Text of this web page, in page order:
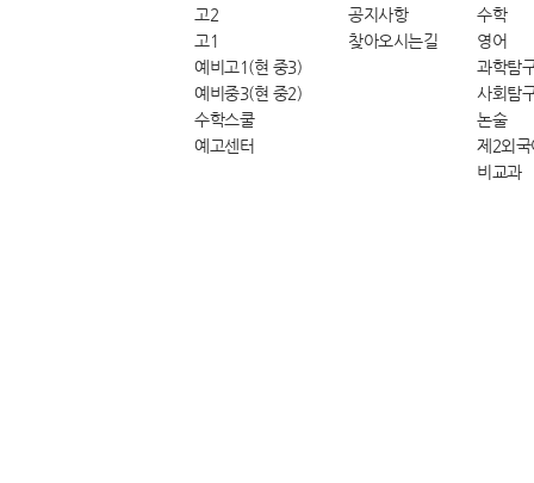
고2
고1
예비고1(현 중3)
예비중3(현 중2)
수학스쿨
예고센터
공지사항
찾아오시는길
수학
영어
과학탐
사회탐
논술
제2외국
비교과